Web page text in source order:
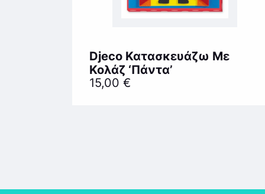
Djeco Κατασκευάζω Με
Κολάζ ‘Πάντα’
15,00 €